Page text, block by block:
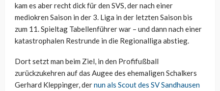
kam es aber recht dick für den SVS, der nach einer
mediokren Saison in der 3. Liga in der letzten Saison bis
zum 11. Spieltag Tabellenführer war – und dann nach einer
katastrophalen Restrunde in die Regionalliga abstieg.
Dort setzt man beim Ziel, in den Profifußball
zurückzukehren auf das Augee des ehemaligen Schalkers
Gerhard Kleppinger, dernun als Scout des SV Sandhausen